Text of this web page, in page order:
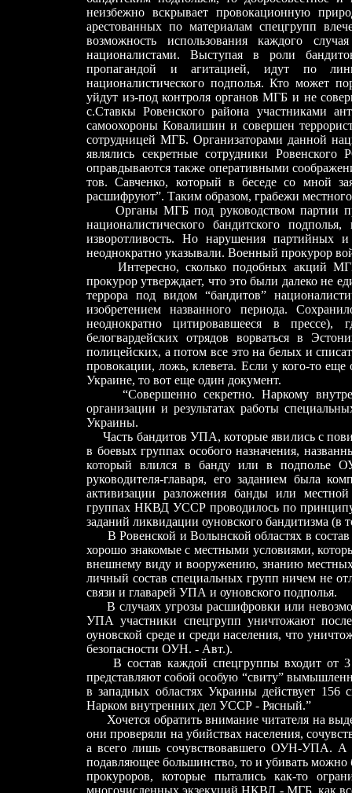
неизбежно вскрывает провокационную
арестованных по материалам спецгрупп
возможность использования каждого
националистами. Выступая в роли
пропагандой и агитацией, идут по
националистического подполья. Кто может
уйдут из-под контроля органов МГБ и не
с.Ставкы Ровенского района участниками
самоохороны Ковалишин и совершен
сотрудницей МГБ. Организаторами данной
являлись секретные сотрудники
оправдываются также оперативными
тов. Савченко, который в беседе со мной
расшифруют”. Таким образом, грабежи
Органы МГБ под руководством партии
националистического бандитского
изворотливость. Но нарушения партийных
неоднократно указывали. Военный прокурор
Интересно, сколько подобных акций МГБ
прокурор утверждает, что это были далеко не
террора под видом “бандитов”
изобретением названного периода.
неоднократно цитировавшееся в
белогвардейских отрядов ворваться в
полицейских, а потом все это на белых и
провокации, ложь, клевета. Если у кого-то еще
Украине, то вот еще один документ.
“Совершенно секретно. Наркому
организации и результатах работы
Украины.
Часть бандитов УПА, которые явились с
в боевых группах особого назначения,
который влился в банду или в подполье
руководителя-главаря, его заданием была
активизации разложения банды или
группах НКВД УССР проводилось по принципу
заданий ликвидации оуновского бандитизма
В Ровенской и Волынской областях в
хорошо знакомые с местными условиями,
внешнему виду и вооружению, знанию
личный состав специальных групп ничем не
связи и главарей УПА и оуновского подполья.
В случаях угрозы расшифровки или
УПА участники спецгрупп уничтожают
оуновской среде и среди населения, что
безопасности ОУН. - Авт.).
В состав каждой спецгруппы входит от 3
представляют собой особую “свиту”
в западных областях Украины действует
Нарком внутренних дел УССР - Рясный.”
Хочется обратить внимание читателя на
они проверяли на убийствах населения,
а всего лишь сочувствовавшего ОУН-УПА. А
подавляющее большинство, то и убивать можно
прокуроров, которые пытались как-то
многочисленных экзекуций НКВД - МГБ, как